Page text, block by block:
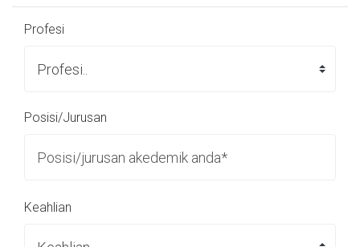
Profesi
Posisi/Jurusan
Keahlian